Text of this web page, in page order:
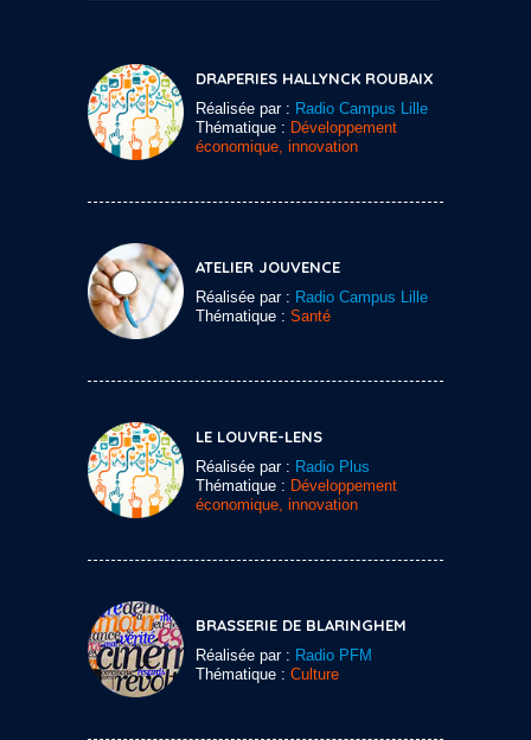
DRAPERIES HALLYNCK ROUBAIX
Réalisée par : Radio Campus Lille
Thématique : Développement
économique, innovation
ATELIER JOUVENCE
Réalisée par : Radio Campus Lille
Thématique : Santé
LE LOUVRE-LENS
Réalisée par : Radio Plus
Thématique : Développement
économique, innovation
BRASSERIE DE BLARINGHEM
Réalisée par : Radio PFM
Thématique : Culture